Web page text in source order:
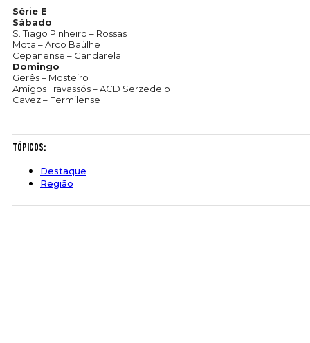
Série E
Sábado
S. Tiago Pinheiro – Rossas
Mota – Arco Baúlhe
Cepanense – Gandarela
Domingo
Gerês – Mosteiro
Amigos Travassós – ACD Serzedelo
Cavez – Fermilense
Tópicos:
Destaque
Região